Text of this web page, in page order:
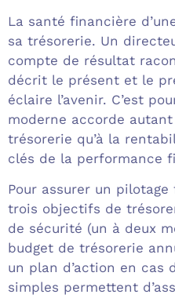
La santé financière
sa trésorerie. Un
compte de résultat
décrit le présent et le
éclaire l’avenir. C’est
moderne accorde
trésorerie qu’à la
clés de la performance
Pour assurer un
trois objectifs de
de sécurité (un à deux
budget de trésorerie
un plan d’action en cas
simples permettent